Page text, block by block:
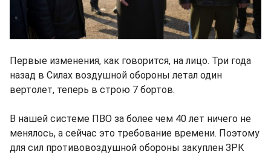
Первые изменения, как говорится, на лицо. Три года
назад в Силах воздушной обороны летал один
вертолет, теперь в строю 7 бортов.
В нашей системе ПВО за более чем 40 лет ничего не
менялось, а сейчас это требование времени. Поэтому
для сил противовоздушной обороны закуплен ЗРК